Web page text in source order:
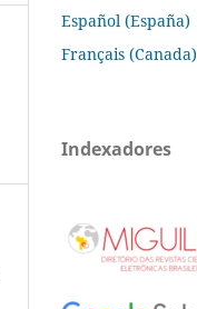
Español (España)
Français (Canada)
Indexadores